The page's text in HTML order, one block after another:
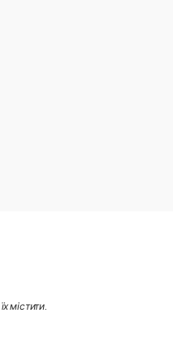
містити.